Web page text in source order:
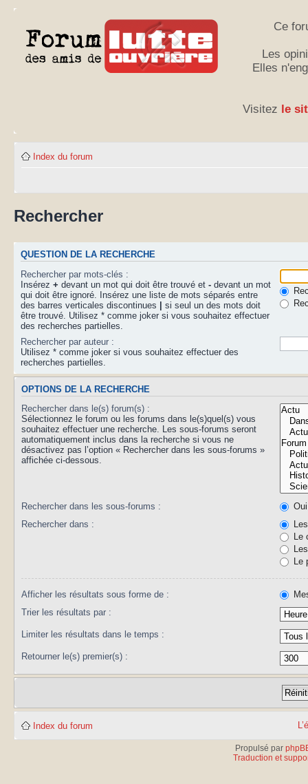
Ce
Les
Elles
Visitez le
Index du forum
Rechercher
QUESTION DE LA RECHERCHE
Rechercher par mots-clés :
Insérez + devant un mot qui doit être trouvé et - devant un mot
qui doit être ignoré. Insérez une liste de mots séparés entre
des barres verticales discontinues
si seul un des mots doit
être trouvé. Utilisez * comme joker si vous souhaitez effectuer
des recherches partielles.
Rechercher par auteur :
Utilisez * comme joker si vous souhaitez effectuer des
recherches partielles.
OPTIONS DE LA RECHERCHE
Rechercher dans le(s) forum(s) :
Sélectionnez le forum ou les forums dans le(s)quel(s) vous
souhaitez effectuer une recherche. Les sous-forums seront
automatiquement inclus dans la recherche si vous ne
désactivez pas l’option « Rechercher dans les sous-forums »
affichée ci-dessous.
Rechercher dans les sous-forums :
Oui
Rechercher dans :
Le
Le
Afficher les résultats sous forme de :
Trier les résultats par :
Limiter les résultats dans le temps :
Retourner le(s) premier(s) :
Index du forum
Propulsé par
Traduction et